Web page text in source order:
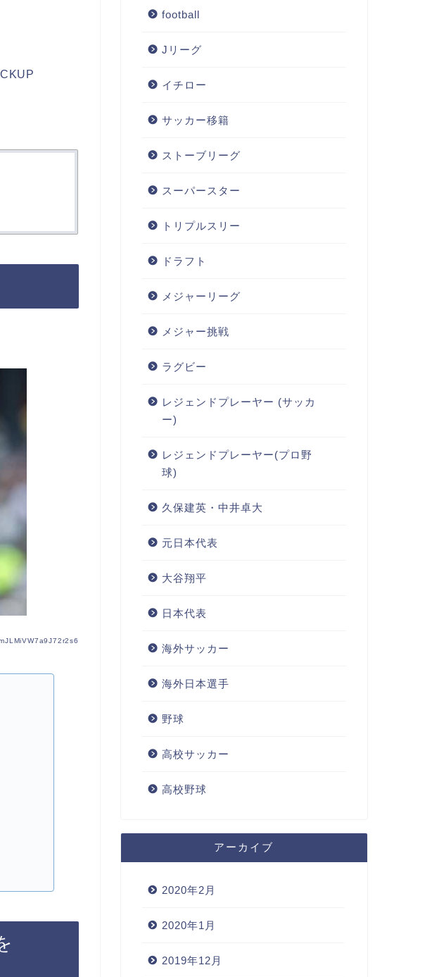
football
Jリーグ
イチロー
サッカー移籍
ストーブリーグ
スーパースター
トリプルスリー
ドラフト
メジャーリーグ
メジャー挑戦
ラグビー
レジェンドプレーヤー (サッカ
ー)
レジェンドプレーヤー(プロ野
球)
久保建英・中井卓大
元日本代表
大谷翔平
日本代表
海外サッカー
海外日本選手
野球
高校サッカー
高校野球
アーカイブ
2020年2月
2020年1月
2019年12月